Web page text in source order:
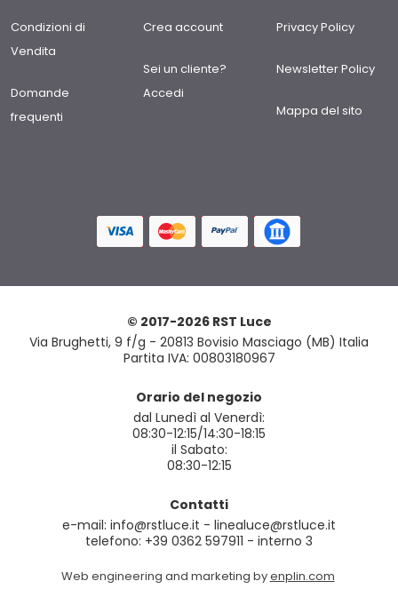
Condizioni di
Vendita
Domande
frequenti
Crea account
Sei un cliente?
Accedi
Privacy Policy
Newsletter Policy
Mappa del sito
© 2017-2026 RST Luce
Via Brughetti, 9 f/g - 20813 Bovisio Masciago (MB) Italia
Partita IVA: 00803180967
Orario del negozio
dal Lunedì al Venerdì:
08:30-12:15/14:30-18:15
il Sabato:
08:30-12:15
Contatti
e-mail: info@rstluce.it - linealuce@rstluce.it
telefono: +39 0362 597911 - interno 3
Web engineering and marketing byenplin.com